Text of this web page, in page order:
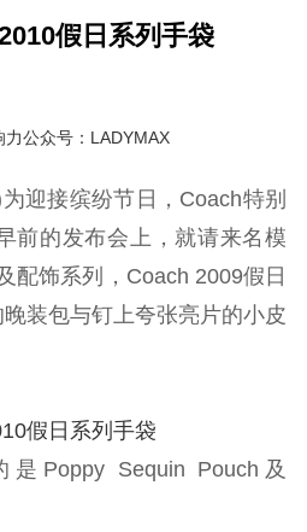
假日系列手袋
力公众号：LADYMAX
接缤纷节日，Coach特别
前的发布会上，就请来名模
配饰系列，Coach 2009假日
装包与钉上夸张亮片的小皮
Poppy Sequin Pouch及